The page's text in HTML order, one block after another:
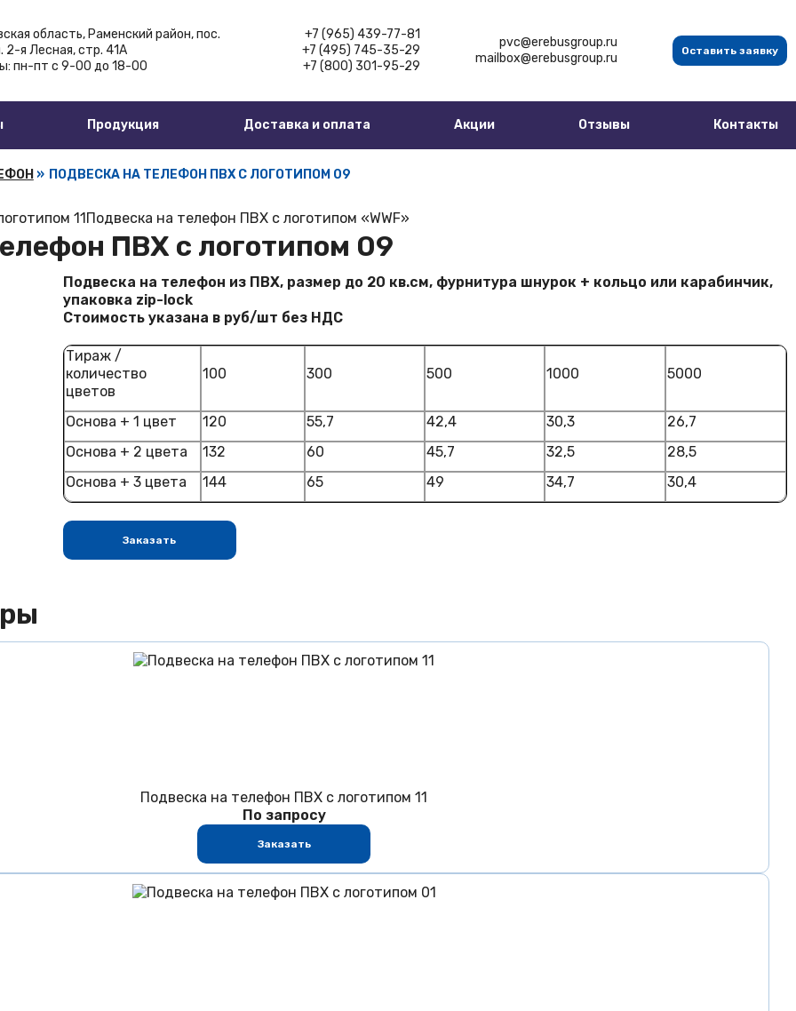
область, Раменский район, пос.
2-я Лесная, стр. 41А
пн-пт с 9-00 до 18-00
+7 (965) 439-77-81
+7 (495) 745-35-29
+7 (800) 301-95-29
pvc@erebusgroup.ru
mailbox@erebusgroup.ru
Оставить заявку
Продукция Доставка и оплата Акции Отзывы Контакты
» ПОДВЕСКА НА ТЕЛЕФОН ПВХ С ЛОГОТИПОМ 09
11Подвеска на телефон ПВХ с логотипом «WWF»
ПВХ с логотипом 09
Подвеска на телефон из ПВХ, размер до 20 кв.см, фурнитура шнурок + кольцо или карабинчик,
упаковка zip-lock
Стоимость указана в руб/шт без НДС
Тираж /
количество
цветов
100 300 500 1000 5000
Основа + 1 цвет 120 55,7 42,4 30,3
26,7
Основа + 2 цвета
132 60 45,7 32,5
28,5
Основа + 3 цвета
144 65 49 34,7 30,4
Заказать
Подвеска на телефон ПВХ с логотипом 11
По запросу
Заказать